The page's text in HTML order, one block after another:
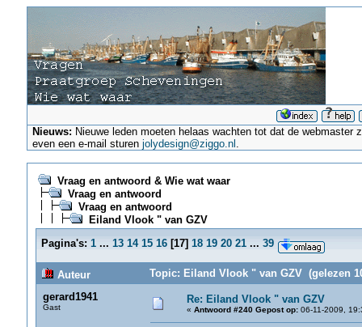
Nieuws: Nieuwe leden moeten helaas wachten tot dat de
even een e-mail sturenjolydesign@ziggo.nl .
Vraag en antwoord & Wie wat waar
Vraag en antwoord
Vraag en antwoord
Eiland Vlook " van GZV
Pagina's: 1 ... 13 14 15 16[17] 18 19 20 21 ... 39
Auteur
Topic: Eiland Vlook " van GZV (gelezen
gerard1941
Gast
Re: Eiland Vlook " van GZV
« Antwoord #240 Gepost op:06-11-2009,